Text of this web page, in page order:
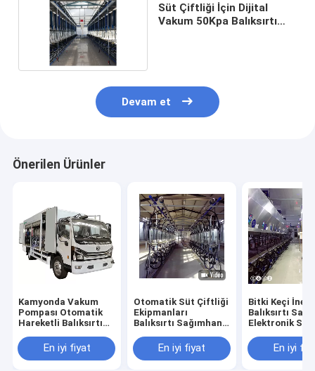
Süt Çiftliği İçin Dijital
Vakum 50Kpa Balıksırtı
Devam et
Önerilen Ürünler
Kamyonda Vakum
Pompası Otomatik
Hareketli Balıksırtı
En iyi fiyat
Otomatik Süt Çiftliği
Ekipmanları
Balıksırtı Sağımhane
MakinesiEn iyi fiyat
Bitki Keçi İnek
Balıksırtı
Elektronik
En iyi